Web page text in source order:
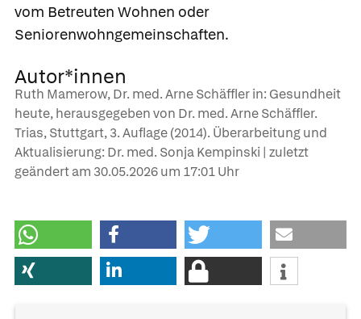
vom Betreuten Wohnen oder
Seniorenwohngemeinschaften.
Autor*innen
Ruth Mamerow, Dr. med. Arne Schäffler in: Gesundheit
heute, herausgegeben von Dr. med. Arne Schäffler.
Trias, Stuttgart, 3. Auflage (2014). Überarbeitung und
Aktualisierung: Dr. med. Sonja Kempinski | zuletzt
geändert am 30.05.2026um 17:01 Uhr